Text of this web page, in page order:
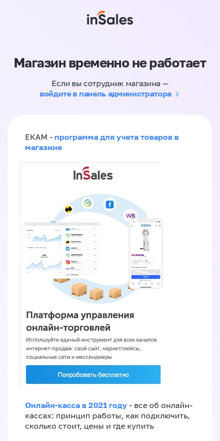
Магазин временно не работает
Если вы сотрудник магазина —
войдите в панель администратора
ЕКАМ - программа для учета товаров в
магазине
Онлайн-касса в 2021 году - все об онлайн-
кассах: принцип работы, как подключить,
сколько стоит, цены и где купить